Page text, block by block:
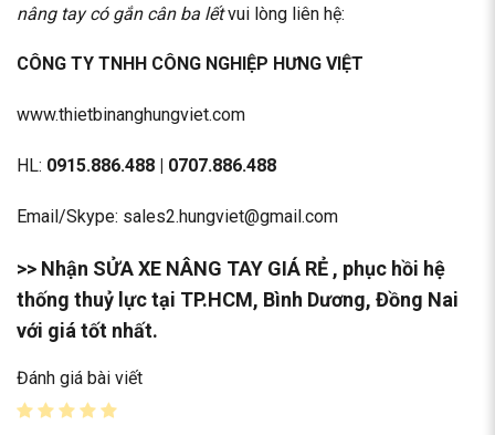
nâng tay có gắn cân ba lếtvui lòng liên hệ:
CÔNG TY TNHH CÔNG NGHIỆP HƯNG VIỆT
www.thietbinanghungviet.com
HL: 0915.886.488 | 0707.886.488
Email/Skype: sales2.hungviet@gmail.com
>> Nhận SỬA XE NÂNG TAY GIÁ RẺ , phục hồi hệ
thống thuỷ lực tại TP.HCM, Bình Dương, Đồng Nai
với giá tốt nhất.
Đánh giá bài viết